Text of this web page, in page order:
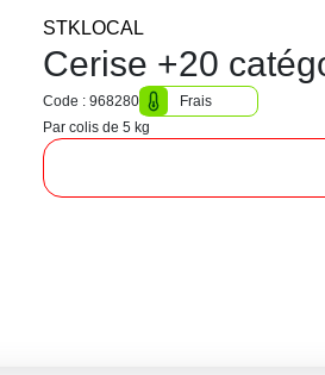
STKLOCAL
Cerise +20
Code : 968280
Frais
Par colis de 5 kg